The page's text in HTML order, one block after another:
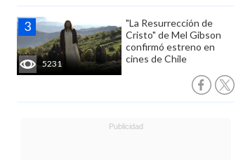
5231
"La Resurrección de
Cristo" de Mel Gibson
confirmó estreno en
cines de Chile